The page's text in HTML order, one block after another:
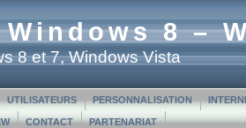
8 –
8 et 7, Windows Vista
UTILISATEURS PERSONNALISATION
CONTACT PARTENARIAT